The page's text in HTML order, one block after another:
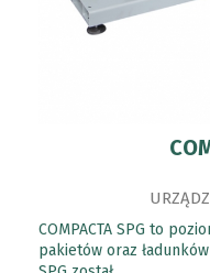
COMPACTA SPG to
pakietów oraz